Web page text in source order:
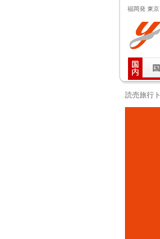
福岡発 東
読売旅行
読売旅行